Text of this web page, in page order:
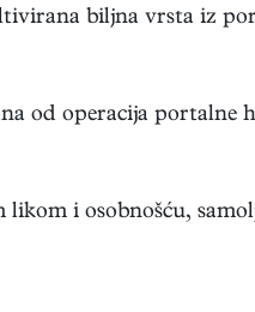
biljna vrsta iz
od operacija portalne
i osobnošću,